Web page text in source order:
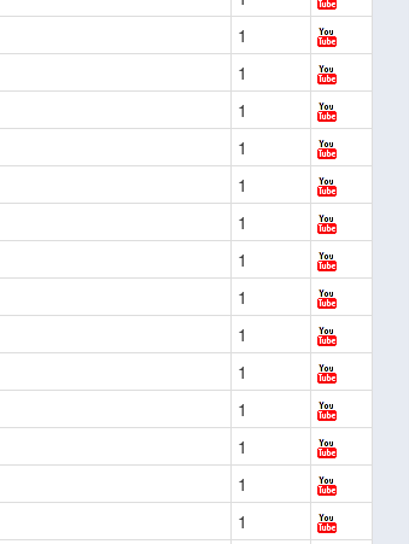
1
1
1
1
1
1
1
1
1
1
1
1
1
1